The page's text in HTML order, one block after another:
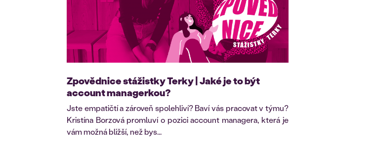
Zpovědnice stážistky Terky | Jaké je to být
account managerkou?
Jste empatičtí a zároveň spolehliví? Baví vás pracovat v týmu?
Kristína Borzová promluví o pozici account managera, která je
vám možná bližší, než bys...